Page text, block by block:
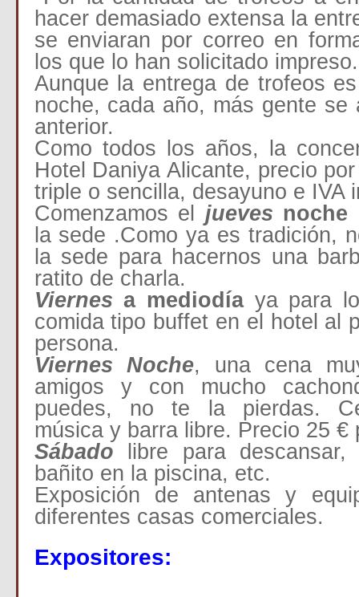
hacer demasiado extensa la
se enviaran por correo en
los que lo han solicitado impreso.
Aunque la entrega de trofeos
noche, cada año, más gente se
anterior.
Como todos los años, la
Hotel Daniya Alicante, precio
triple o sencilla, desayuno e IVA
Comenzamos el
jueves noche
la sede .Como ya es tradición,
la sede para hacernos una
ratito de charla.
Viernes a mediodíaya para
comida tipo buffet en el hotel al
persona.
Viernes Noche, una cena
amigos y con mucho
puedes, no te la pierdas.
música y barra libre. Precio 25 €
Sábado libre para descansar,
bañito en la piscina, etc.
Exposición de antenas y
diferentes casas comerciales.
Expositores: